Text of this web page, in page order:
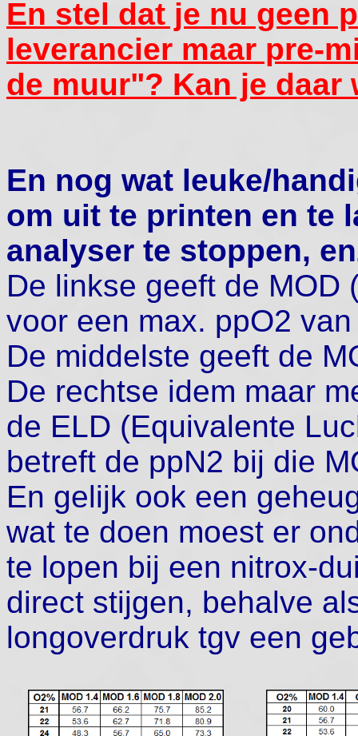
En stel dat je nu geen
leverancier maar pre-
de muur"? Kan je daar
En nog wat leuke/
om uit te printen en te
analyser te stoppen,
De linkse geeft de MOD
voor een max. ppO2
De middelste geeft de
De rechtse idem maar
de ELD (Equivalente
betreft de ppN2 bij die
En gelijk ook een
wat te doen moest er
te lopen bij een nitrox-
direct stijgen, behalve
longoverdruk tgv een